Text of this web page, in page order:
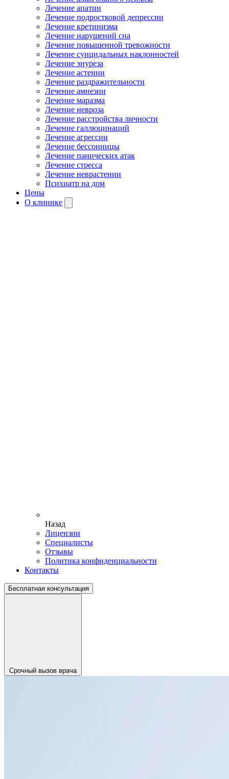
Лечение апатии
Лечение подростковой депрессии
Лечение кретинизма
Лечение нарушений сна
Лечение повышенной тревожности
Лечение суицидальных наклонностей
Лечение энуреза
Лечение астении
Лечение раздражительности
Лечение амнезии
Лечение маразма
Лечение невроза
Лечение расстройства личности
Лечение галлюцинаций
Лечение агрессии
Лечение бессонницы
Лечение панических атак
Лечение стресса
Лечение неврастении
Психиатр на дом
Цены
О клинике
Назад
Лицензии
Специалисты
Отзывы
Политика конфиденциальности
Контакты
Бесплатная консультация
Срочный вызов врача